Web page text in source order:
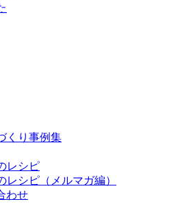
くり事例集
レシピ
レシピ（メルマガ編）
わせ